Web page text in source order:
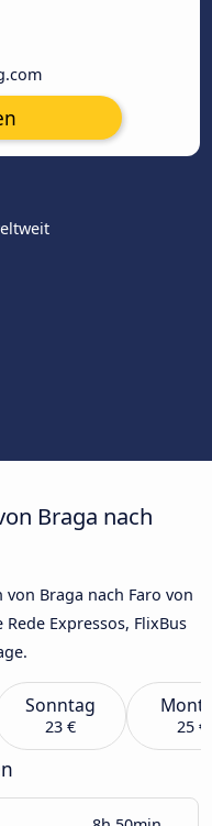
Braga nach
Braga nach Faro von
Expressos, FlixBus
Sonntag
23 € 25 €